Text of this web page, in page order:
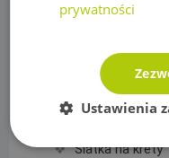
Regulatory ciśnienia
Siatki na krety,
Akcesoria do
Siatka na krety
prywatności
Ustawienia